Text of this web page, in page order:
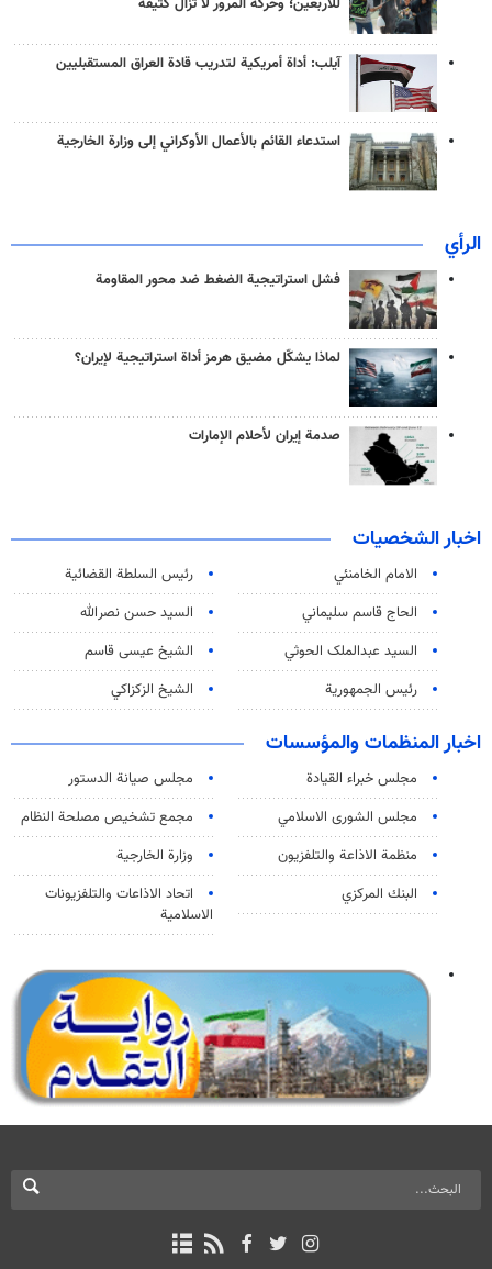
آيلب: أداة أمريكية لتدريب قادة العراق المستقبليين
استدعاء القائم بالأعمال الأوكراني إلى وزارة الخارجية
الرأي
فشل استراتيجية الضغط ضد محور المقاومة
لماذا يشكّل مضيق هرمز أداة استراتيجية لإيران؟
صدمة إيران لأحلام الإمارات
اخبار الشخصيات
الامام الخامنئي
رئیس السلطة القضائیة
الحاج قاسم سليماني
السيد حسن نصرالله
السید عبدالملک الحوثي
الشيخ عيسى قاسم
رئيس الجمهورية
الشيخ الزكزاكي
اخبار المنظمات والمؤسسات
مجلس خبراء القيادة
مجلس صيانة الدستور
مجلس الشورى الاسلامي
مجمع تشخيص مصلحة النظام
منظمة الاذاعة والتلفزیون
وزارة الخارجية
البنك المركزي
اتحاد الاذاعات والتلفزيونات
الاسلامية